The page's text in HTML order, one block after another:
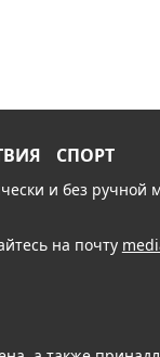
СПОРТ
и без
на почту